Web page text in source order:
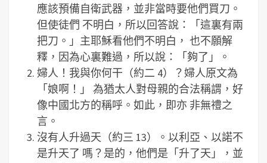
應該預備自衛武器，並非當時要他們買刀。
但使徒們 不明白，所以回答說：「這裏有兩
把刀。」主耶穌看他們不明白， 也不願解
釋，因為心裏難過，所以說：「夠了」。
婦人！我與你何干（約二 4）？婦人原文為
「娘啊！」 為猶太人對母親的合法稱謂，好
像中國北方的稱呼。如此，即亦 非無禮之
言。
沒有人升過天（約三 13）。以利亞、以諾不
是升天了 嗎？是的，他們是「升了天」，並